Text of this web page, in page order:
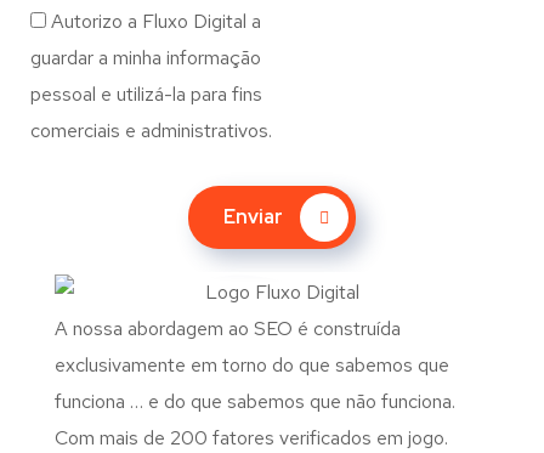
Autorizo a Fluxo Digital a
guardar a minha informação
pessoal e utilizá-la para fins
comerciais e administrativos.
Enviar
A nossa abordagem ao SEO é construída
exclusivamente em torno do que sabemos que
funciona … e do que sabemos que não funciona.
Com mais de 200 fatores verificados em jogo.